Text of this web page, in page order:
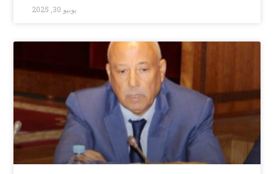
يونيو 30, 2025